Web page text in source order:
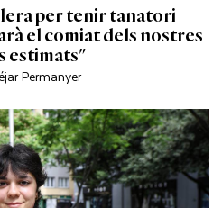
per tenir tanatori
el comiat dels nostres
estimats"
Permanyer